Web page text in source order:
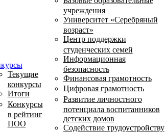
Текущие
конкурсы
Итоги
Конкурсы
в рейтинг
ПОО
учреждения
Университет «Серебряный
возраст»
Центр поддержки
студенческих семей
Информационная
безопасность
Финансовая грамотность
Цифровая грамотность
Развитие личностного
потенциала воспитанников
детских домов
Содействие трудоустройству